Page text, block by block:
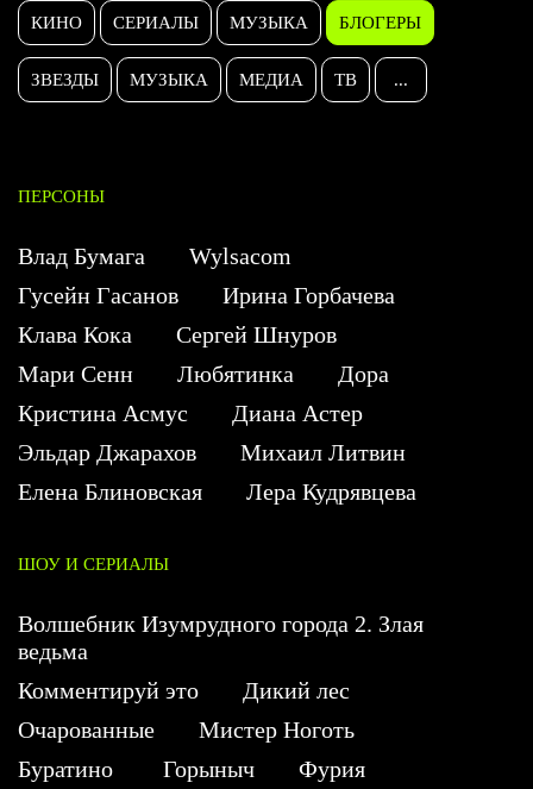
КИНО СЕРИАЛЫ МУЗЫКА БЛОГЕРЫ
ЗВЕЗДЫ МУЗЫКА МЕДИА ТВ ...
ПЕРСОНЫ
Влад Бумага
Wylsacom
Гусейн Гасанов
Ирина Горбачева
Клава Кока
Сергей Шнуров
Мари Сенн
Любятинка
Дора
Кристина Асмус
Диана Астер
Эльдар Джарахов
Михаил Литвин
Елена Блиновская
Лера Кудрявцева
ШОУ И СЕРИАЛЫ
Волшебник Изумрудного города 2. Злая
ведьма
Комментируй это
Дикий лес
Очарованные
Мистер Ноготь
Буратино
Горыныч
Фурия